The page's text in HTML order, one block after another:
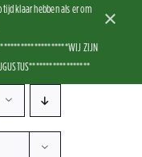
Contact
klaar hebben als er om
ZIJN
×